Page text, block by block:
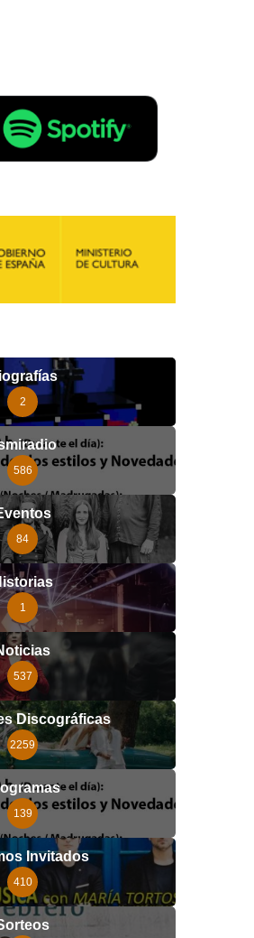
2
586
84
1
537
Discográficas
2259
139
Invitados
410